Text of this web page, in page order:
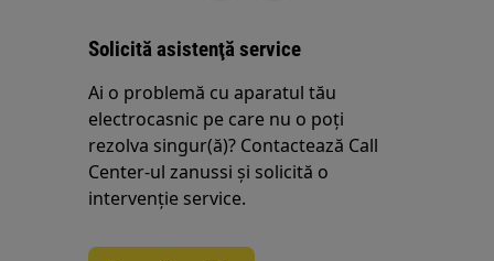
Solicită asistenţă service
Ai o problemă cu aparatul tău
electrocasnic pe care nu o poţi
rezolva singur(ă)? Contactează Call
Center-ul zanussi și solicită o
intervenţie service.